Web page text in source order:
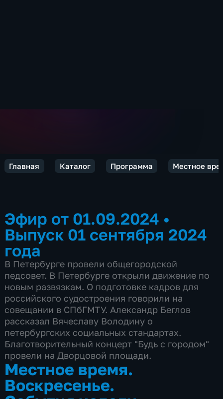
Главная Каталог Программа Местное
Эфир от 01.09.2024 •
Выпуск 01 сентября 2024
года
В Петербурге провели общегородской
педсовет. В Петербурге открыли движение по
новым развязкам. О подготовке кадров для
российского судостроения говорили на
совещании в СПбГМТУ. Александр Беглов
рассказал Вячеславу Володину о
петербургских социальных стандартах.
Благотворительный концерт "Будь с городом"
провели на Дворцовой площади.
Местное время.
Воскресенье.